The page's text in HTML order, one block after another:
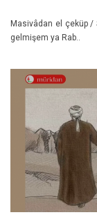
Masivâdan el çeküp /
gelmişem ya Rab..